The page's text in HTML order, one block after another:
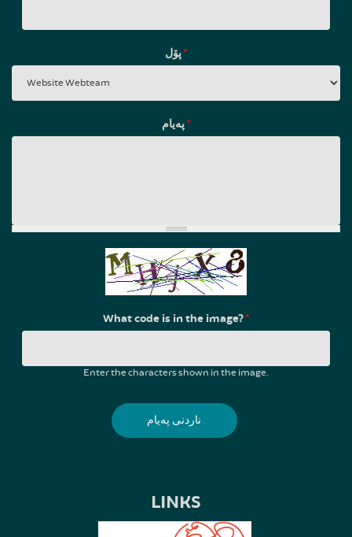
*
*
What code is in the image?*
Enter the characters shown in the image.
LINKS